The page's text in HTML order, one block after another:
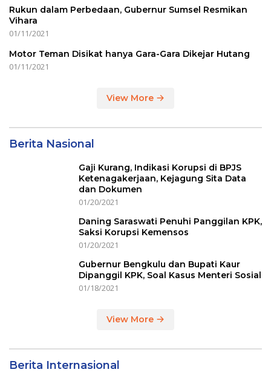
Rukun dalam Perbedaan, Gubernur Sumsel Resmikan
Vihara
01/11/2021
Motor Teman Disikat hanya Gara-Gara Dikejar Hutang
01/11/2021
View More
Berita Nasional
Gaji Kurang, Indikasi Korupsi di BPJS
Ketenagakerjaan, Kejagung Sita Data
dan Dokumen
01/20/2021
Daning Saraswati Penuhi Panggilan KPK,
Saksi Korupsi Kemensos
01/20/2021
Gubernur Bengkulu dan Bupati Kaur
Dipanggil KPK, Soal Kasus Menteri Sosial
01/18/2021
View More
Berita Internasional